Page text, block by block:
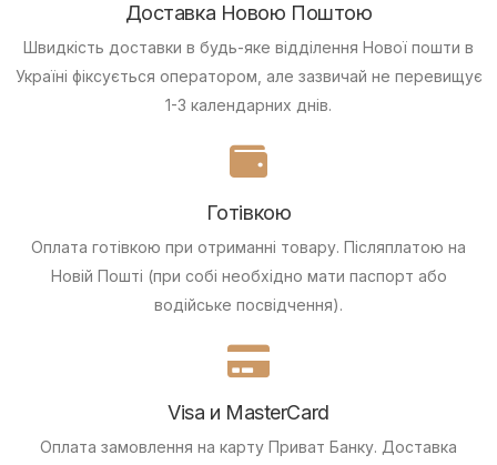
Доставка Новою Поштою
Швидкість доставки в будь-яке відділення Нової пошти в
Україні фіксується оператором, але зазвичай не перевищує
1-3 календарних днів.
Готівкою
Оплата готівкою при отриманні товару. Післяплатою на
Новій Пошті (при собі необхідно мати паспорт або
водійське посвідчення).
Visa и MasterCard
Оплата замовлення на карту Приват Банку. Доставка